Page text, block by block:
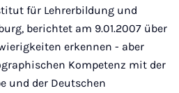
für Lehrerbildung und
berichtet am 9.01.2007 über
erkennen - aber
Kompetenz mit der
und der Deutschen